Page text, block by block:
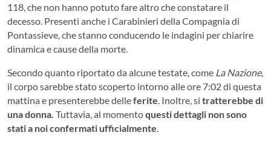
118, che non hanno potuto fare altro che constatare il
decesso. Presenti anche i Carabinieri della Compagnia di
Pontassieve, che stanno conducendo le indagini per chiarire
dinamica e cause della morte.
Secondo quanto riportato da alcune testate, come La Nazione,
il corpo sarebbe stato scoperto intorno alle ore 7:02 di questa
mattina e presenterebbe delleferite. Inoltre, si tratterebbe di
una donna. Tuttavia, al momentoquesti dettagli non sono
stati a noi confermati ufficialmente.